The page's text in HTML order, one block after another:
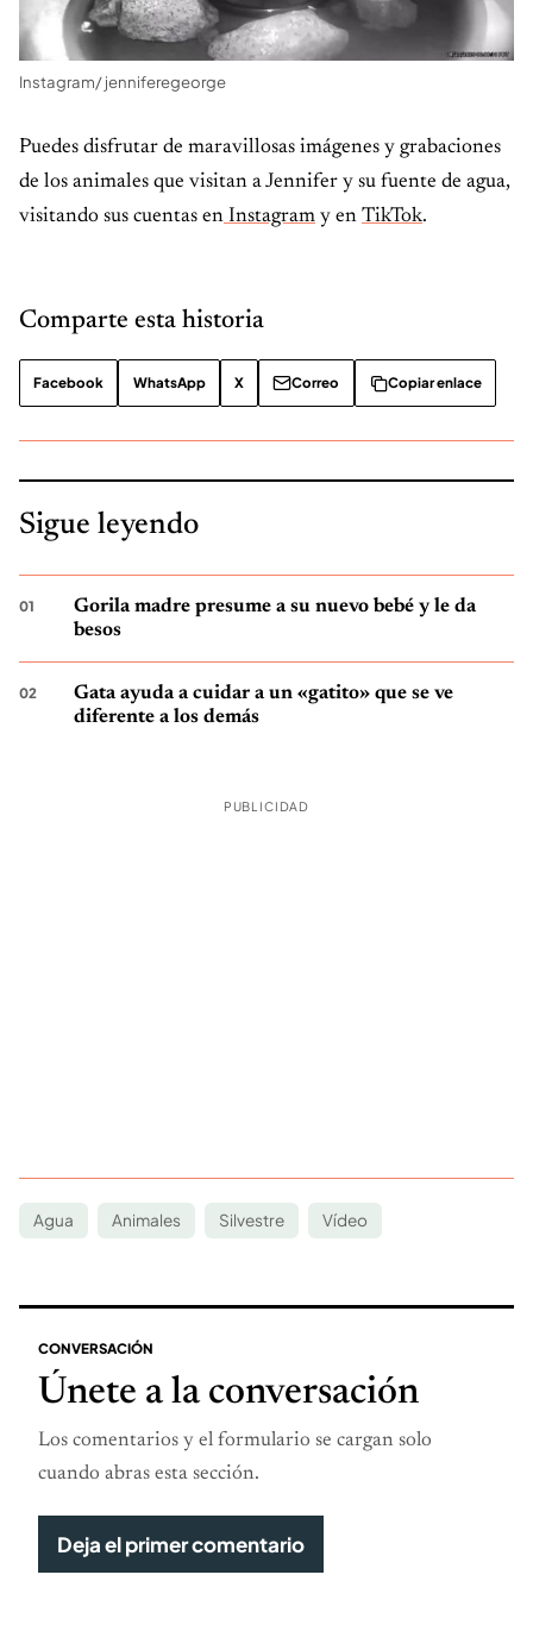
Instagram/ jenniferegeorge
Puedes disfrutar de maravillosas imágenes y grabaciones
de los animales que visitan a Jennifer y su fuente de agua,
visitando sus cuentas en Instagram y en TikTok.
Comparte esta historia
Facebook WhatsApp X Correo Copiar enlace
Sigue leyendo
Gorila madre presume a su nuevo bebé y le da
besos
Gata ayuda a cuidar a un «gatito» que se ve
diferente a los demás
PUBLICIDAD
Agua Animales Silvestre Vídeo
CONVERSACIÓN
Únete a la conversación
Los comentarios y el formulario se cargan solo
cuando abras esta sección.
Deja el primer comentario